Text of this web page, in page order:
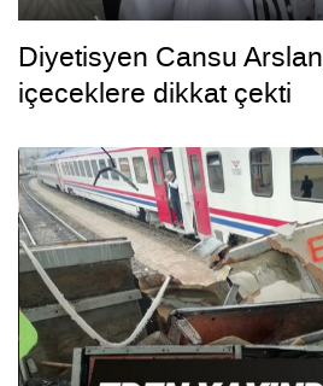
Diyetisyen Cansu
içeceklere dikkat çekti